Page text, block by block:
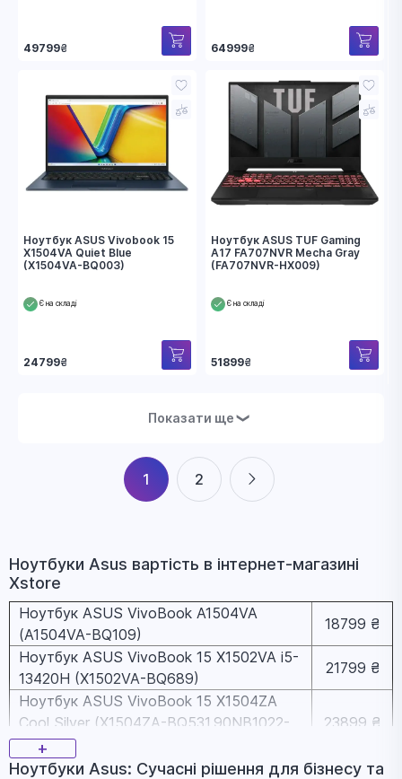
49799₴ 64999₴
Ноутбук ASUS Vivobook 15
X1504VA Quiet Blue
(X1504VA-BQ003)
Є на складі
24799₴
Ноутбук ASUS TUF Gaming
A17 FA707NVR Mecha Gray
(FA707NVR-HX009)
Є на складі
51899₴
Показати ще ❯
1 2
Ноутбуки Asus вapтіcть в інтернет-магазині
Xstore
Ноутбук ASUS VivoBook A1504VA
(A1504VA-BQ109)
18799 ₴
Ноутбук ASUS VivoBook 15 X1502VA i5-
13420H (X1502VA-BQ689)
21799 ₴
Ноутбук ASUS VivoBook 15 X1504ZA
Cool Silver (X1504ZA-BQ531,90NB1022-
M01260)
23899 ₴
Ноутбук ASUS Vivobook 15 X1504VA
+
Ноутбуки Asus: Сучасні рішення для бізнесу та